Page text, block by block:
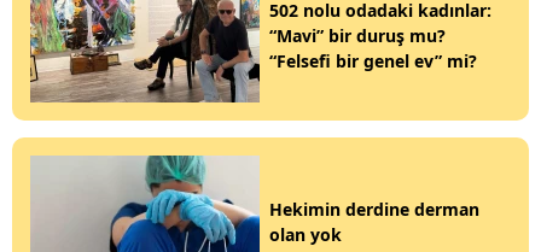
502 nolu odadaki kadınlar:
“Mavi” bir duruş mu?
“Felsefi bir genel ev” mi?
Hekimin derdine derman
olan yok